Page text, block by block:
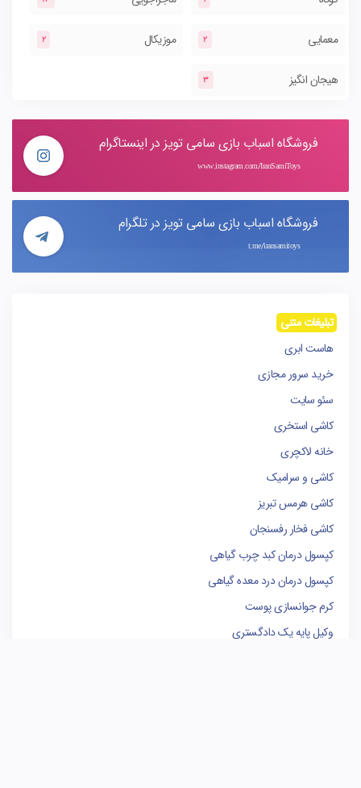
معمایی 2 موزیکال 2
هیجان انگیز 3
فروشگاه اسباب بازی سامی تویز در اینستاگرام
www.instagram.com/IranSamiToys
فروشگاه اسباب بازی سامی تویز در تلگرام
t.me/iransamitoys
تبلیغات متنی
هاست ابری
خرید سرور مجازی
سئو سایت
کاشی استخری
خانه لاکچری
کاشی و سرامیک
کاشی هرمس تبریز
کاشی فخار رفسنجان
کپسول درمان کبد چرب گیاهی
کپسول درمان درد معده گیاهی
کرم جوانسازی پوست
وکیل پایه یک دادگستری